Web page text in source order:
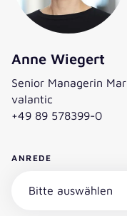
Anne Wiegert
Senior Managerin
valantic
+49 89 578399-0
ANREDE